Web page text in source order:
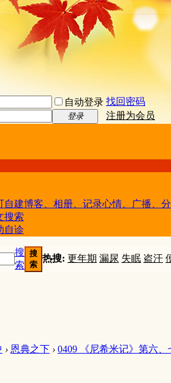
自动登录 找回密码
登录
注册为会员
自建博客、相册、记录心情、广播、
搜索
自诊
搜
索
搜
索
热搜: 更年期 漏尿 失眠 盗汗
› 恩典之下 › 0409 《尼希米记》第六